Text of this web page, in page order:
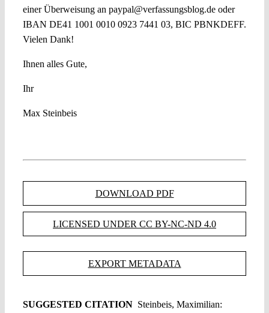
einer Überweisung an paypal@verfassungsblog.de oder
IBAN DE41 1001 0010 0923 7441 03, BIC PBNKDEFF.
Vielen Dank!
Ihnen alles Gute,
Ihr
Max Steinbeis
DOWNLOAD PDF
LICENSED UNDER CC BY-NC-ND 4.0
EXPORT METADATA
SUGGESTED CITATION Steinbeis, Maximilian: